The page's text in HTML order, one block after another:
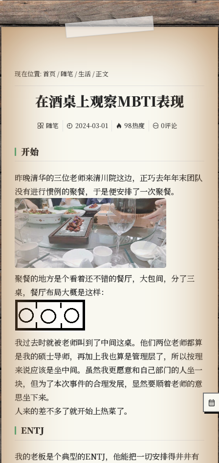
现在位置: 首页 /随笔 /生活/ 正文
在酒桌上观察MBTI表现
随笔 2024-03-01 98热度 0评论
开始
昨晚清华的三位老师来清川院这边，正巧去年年末团队
没有进行惯例的聚餐，于是便安排了一次聚餐。
聚餐的地方是个看着还不错的餐厅，大包间，分了三
桌，餐厅布局大概是这样：
我过去时就被老师叫到了中间这桌。他们两位老师都算
是我的硕士导师，再加上我也算是管理层了，所以按理
来说应该是坐中间。虽然我更愿意和自己部门的人坐一
块，但为了本次事件的合理发展，显然要顺着老师的意
思坐下来。
人来的差不多了就开始上热菜了。
ENTJ
我的老板是个典型的ENTJ，他能把一切安排得井井有